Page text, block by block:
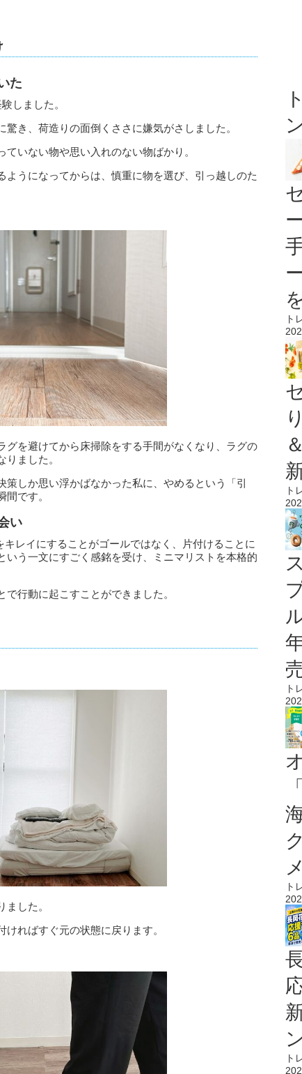
た
しました。
き、荷造りの面倒くささに嫌気がさしました。
いない物や思い入れのない物ばかり。
うになってからは、慎重に物を選び、引っ越しのた
グを避けてから床掃除をする手間がなくなり、ラグの
ました。
しか思い浮かばなかった私に、やめるという「引
です。
い
キレイにすることがゴールではなく、片付けることに
いう一文にすごく感銘を受け、ミニマリストを本格的
行動に起こすことができました。
した。
ればすぐ元の状態に戻ります。
ト
ト
ト
ト
ト